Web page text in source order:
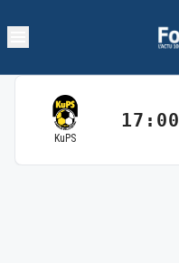
KuPS
17:00